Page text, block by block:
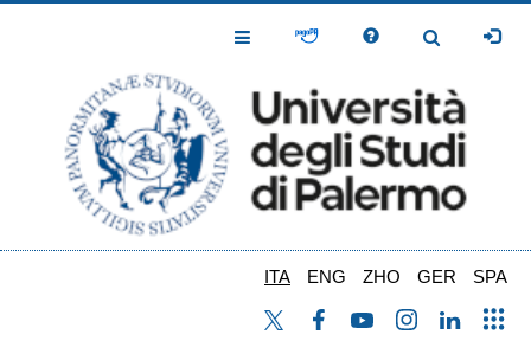
Toggle
Toggle
ITA ENG ZHO GER SPA